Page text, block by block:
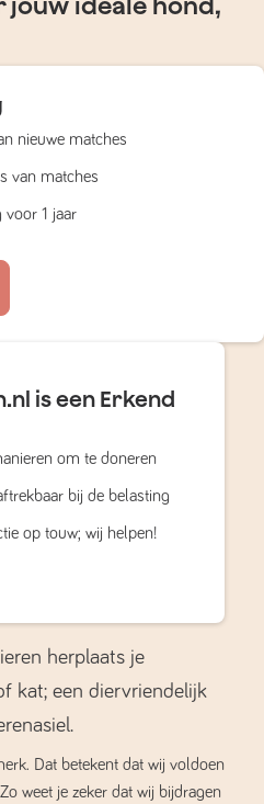
ideale hond,
nieuwe matches
van matches
voor 1 jaar
is een Erkend
om te doneren
bij de belasting
op touw; wij helpen!
herplaats je
kat; een diervriendelijk
Dat betekent dat wij voldoen
weet je zeker dat wij bijdragen